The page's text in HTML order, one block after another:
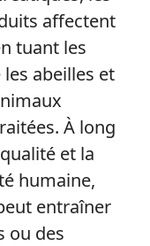
affectent
tuant les
abeilles et
À long
et la
humaine,
entraîner
ou des